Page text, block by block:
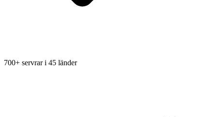
700+ servrar i 45 länder